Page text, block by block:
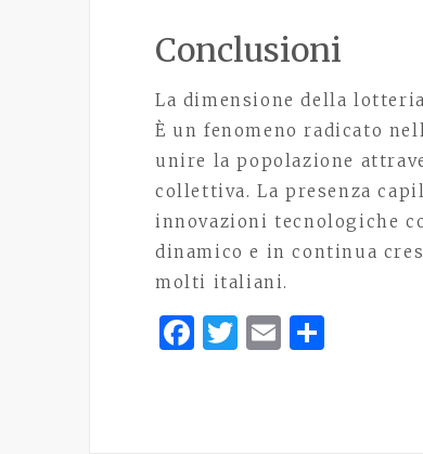
Conclusioni
La dimensione della
È un fenomeno radicato
unire la popolazione
collettiva. La presenza
innovazioni tecnologiche
dinamico e in continua
molti italiani.
Facebook
Twitter
Email